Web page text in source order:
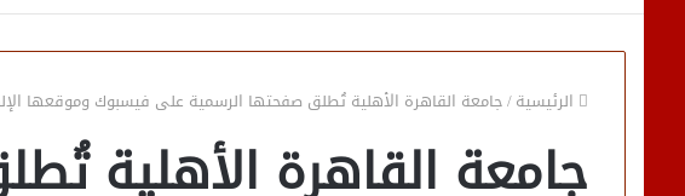
الرئيسية/جامعة القاهرة الأهلية تُطلق صفحتها الرسمية على فيسبوك وموقعها
جامعة القاهرة الأهلية